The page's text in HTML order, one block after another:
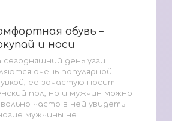
обувь –
и носи
обувь –
и носи
сегодняшний день угги
очень популярной
ее зачастую носит
пол, но и мужчин можно
часто в ней увидеть.
мужчины не